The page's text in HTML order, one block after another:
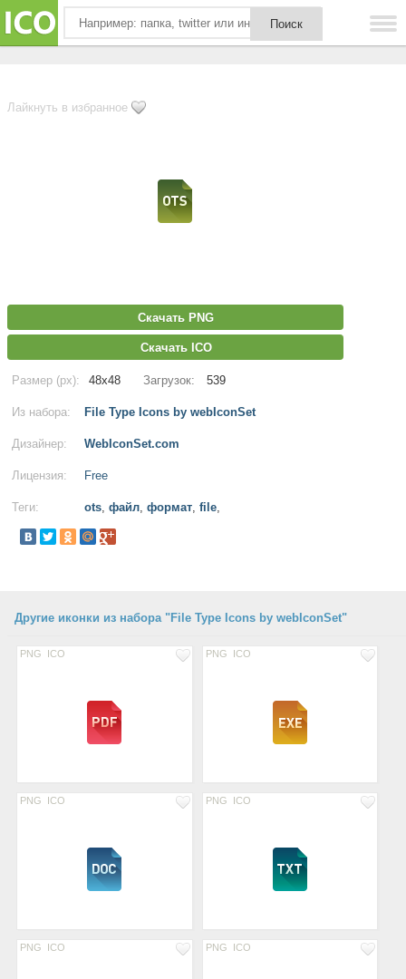
Лайкнуть в избранное
Скачать PNG
Скачать ICO
Размер (px): 48x48 Загрузок: 539
Из набора: File Type Icons by webIconSet
Дизайнер: WebIconSet.com
Лицензия: Free
Теги: ots, файл, формат, file,
Другие иконки из набора "File Type Icons by webIconSet"
PNG ICO PNG ICO
PNG ICO PNG ICO
PNG ICO PNG ICO